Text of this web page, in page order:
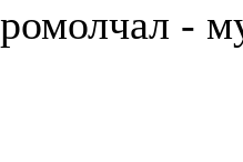
-